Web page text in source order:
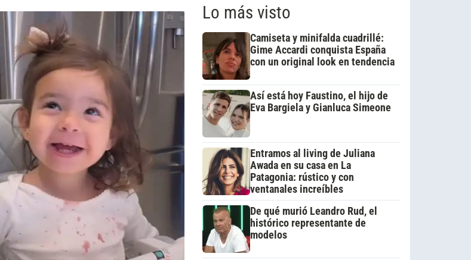
Lo más visto
Camiseta y minifalda cuadrillé:
Gime Accardi conquista España
con un original look en tendencia
Así está hoy Faustino, el hijo de
Eva Bargiela y Gianluca Simeone
Entramos al living de Juliana
Awada en su casa en La
Patagonia: rústico y con
ventanales increíbles
De qué murió Leandro Rud, el
histórico representante de
modelos